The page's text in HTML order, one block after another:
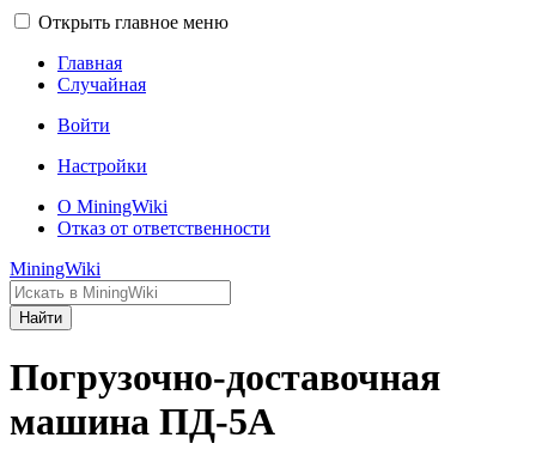
Открыть главное меню
Главная
Случайная
Войти
Настройки
О MiningWiki
Отказ от ответственности
MiningWiki
Найти
Погрузочно-доставочная
машина ПД-5А